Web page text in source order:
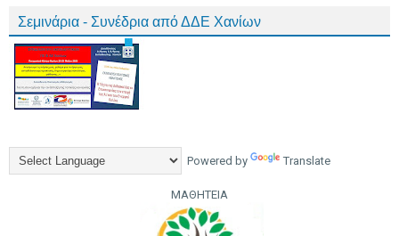
Σεμινάρια - Συνέδρια από ΔΔΕ Χανίων
Powered by Translate
ΜΑΘΗΤΕΙΑ